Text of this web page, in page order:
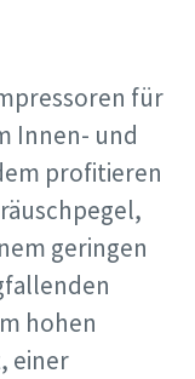
für
Innen- und
profitieren
geringen
hohen
einer